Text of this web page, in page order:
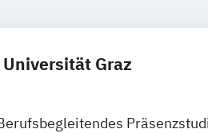
Graz